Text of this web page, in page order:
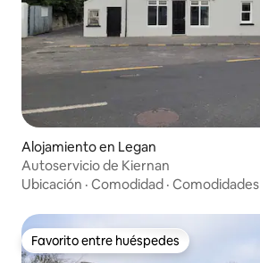
Alojamiento en Legan
Autoservicio de Kiernan
Ubicación · Comodidad · Comodidades
Favorito entre huéspedes
Favorito entre huéspedes